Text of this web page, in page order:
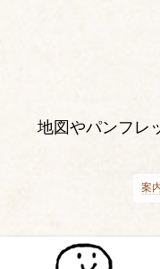
地図やパンフレ
案